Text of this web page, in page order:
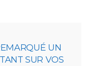
UN
SUR VOS